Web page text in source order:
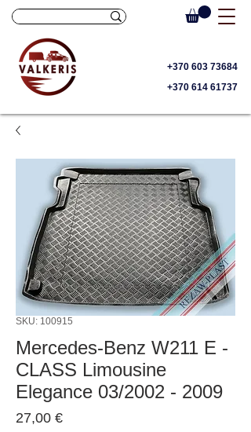
+370 603 73684
+370 614 61737
SKU: 100915
Mercedes-Benz W211 E -
CLASS Limousine
Elegance 03/2002 - 2009
27,00 €Price